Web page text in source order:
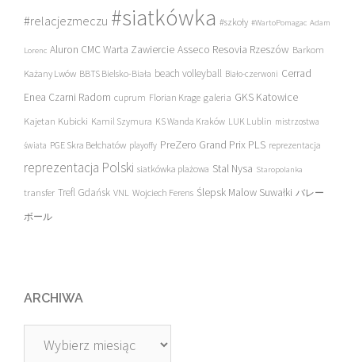
#relacjezmeczu #siatkówka #szkoły #WartoPomagac Adam
Lorenc Aluron CMC Warta Zawiercie Asseco Resovia Rzeszów Barkom
Każany Lwów BBTS Bielsko-Biała beach volleyball Biało-czerwoni Cerrad
Enea Czarni Radom cuprum Florian Krage galeria GKS Katowice
Kajetan Kubicki Kamil Szymura KS Wanda Kraków LUK Lublin mistrzostwa
świata PGE Skra Bełchatów playoffy PreZero Grand Prix PLS reprezentacja
reprezentacja Polski siatkówka plażowa Stal Nysa Staropolanka
transfer Trefl Gdańsk VNL Wojciech Ferens Ślepsk Malow Suwałki バレー
ボール
ARCHIWA
Archiwa